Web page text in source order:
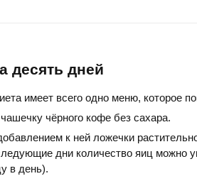
десять дней
имеет всего одно меню, которое
чёрного кофе без сахара.
к ней ложечки
дни количество яиц можно
в день).